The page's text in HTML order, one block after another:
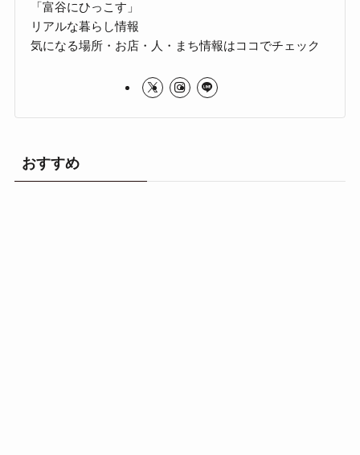
「富谷にひっこす」
リアルな暮らし情報
気になる場所・お店・人・まち情報はココでチェック
おすすめ